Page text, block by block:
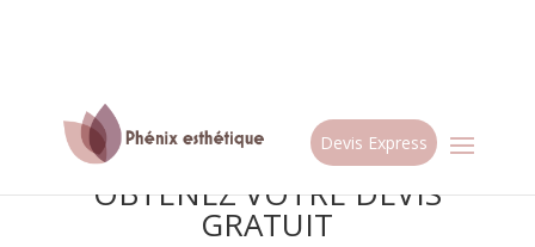
Devis Express
OBTENEZ VOTRE DEVIS
GRATUIT